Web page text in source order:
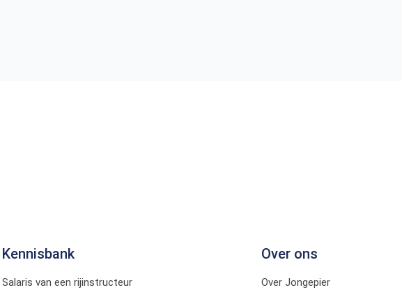
Kennisbank
Salaris van een rijinstructeur
Over ons
Over Jongepier